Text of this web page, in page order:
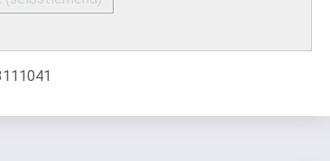
Option ist zurzeit nicht verfügbar.)